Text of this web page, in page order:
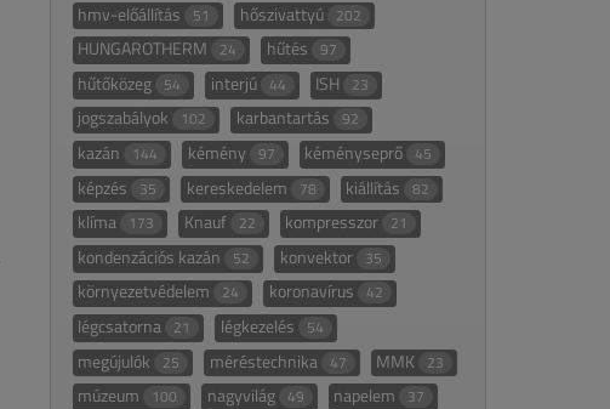
hmv-előállítás 51 hőszivattyú 202
HUNGAROTHERM 24 hűtés 97
hűtőközeg 54 interjú 44 ISH 23
jogszabályok 102 karbantartás 92
kazán 144 kémény 97 kéményseprő 45
képzés 35 kereskedelem 78 kiállítás 82
klíma 173 Knauf 22 kompresszor 21
kondenzációs kazán 52 konvektor 35
környezetvédelem 24 koronavírus 42
légcsatorna 21 légkezelés 54
megújulók 25 méréstechnika 47 MMK 23
múzeum 100 nagyvilág 49 napelem 37